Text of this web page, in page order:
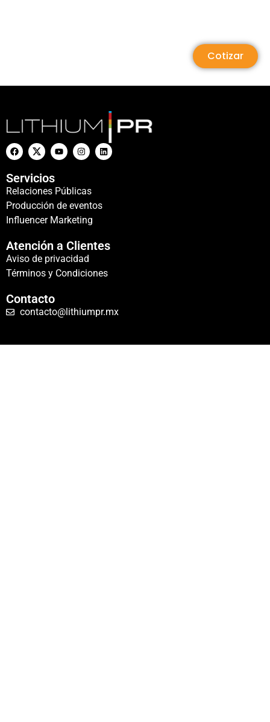
Cotizar
Servicios
Relaciones Públicas
Producción de eventos
Influencer Marketing
Atención a Clientes
Aviso de privacidad
Términos y Condiciones
Contacto
contacto@lithiumpr.mx